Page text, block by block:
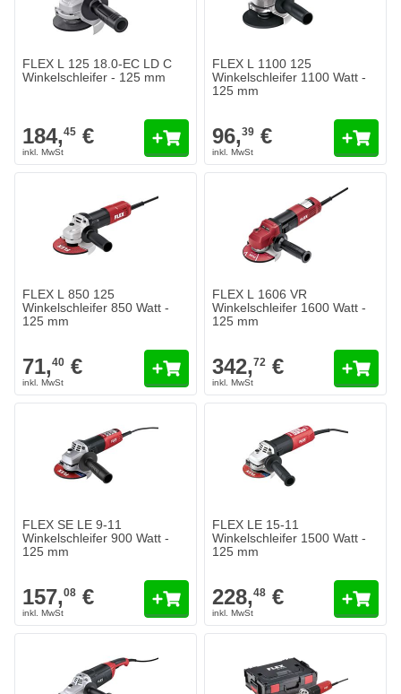
FLEX L 125 18.0-EC LD C
Winkelschleifer - 125 mm
184,45 €
FLEX L 1100 125
Winkelschleifer 1100 Watt -
125 mm
96,39 €
FLEX L 850 125
Winkelschleifer 850 Watt -
125 mm
71,40 €
FLEX L 1606 VR
Winkelschleifer 1600 Watt -
125 mm
342,72 €
FLEX SE LE 9-11
Winkelschleifer 900 Watt -
125 mm
157,08 €
FLEX LE 15-11
Winkelschleifer 1500 Watt -
125 mm
228,48 €